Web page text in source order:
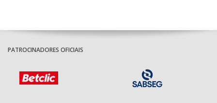
PATROCINADORES OFICIAIS